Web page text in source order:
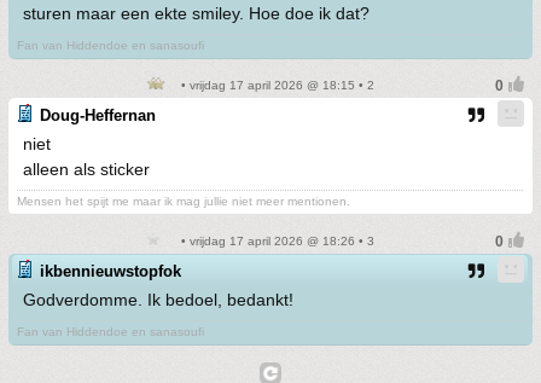
sturen maar een ekte smiley. Hoe doe ik dat?
Fan van Hiddendoe en sanasoufi
• vrijdag 17 april 2026 @ 18:15 • 2
Doug-Heffernan
niet
alleen als sticker
Mensen het spijt me maar ik mag jullie niet meer mentionen.
• vrijdag 17 april 2026 @ 18:26 • 3
ikbennieuwstopfok
Godverdomme. Ik bedoel, bedankt!
Fan van Hiddendoe en sanasoufi